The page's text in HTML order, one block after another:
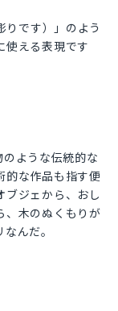
です）」のよう
使える表現です
ような伝統的な
的な作品も指す便
ブジェから、おし
、木のぬくもりが
んだ。